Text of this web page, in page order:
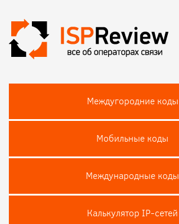
Междугородние коды
Мобильные коды
Международные коды
Калькулятор IP-сетей